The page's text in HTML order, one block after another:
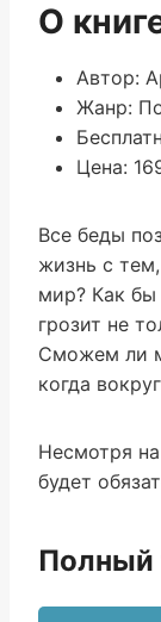
О
Автор:
Жанр:
Цена:
Все беды
жизнь с
мир? Как бы
грозит не
Сможем ли
когда
Несмотря
будет
Полный